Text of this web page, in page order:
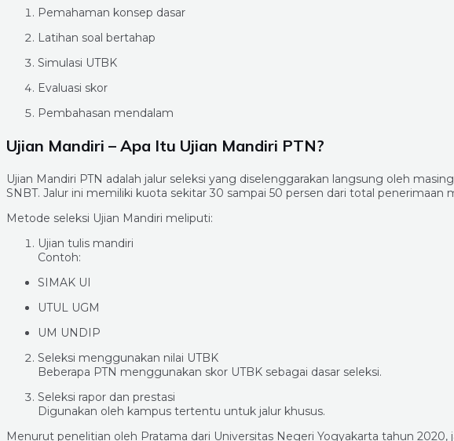
Pemahaman konsep dasar
Latihan soal bertahap
Simulasi UTBK
Evaluasi skor
Pembahasan mendalam
Ujian Mandiri – Apa Itu Ujian Mandiri PTN?
Ujian Mandiri PTN adalah jalur seleksi yang diselenggarakan langsung oleh
SNBT. Jalur ini memiliki kuota sekitar 30 sampai 50 persen dari total penerimaan
Metode seleksi Ujian Mandiri meliputi:
Ujian tulis mandiri
Contoh:
SIMAK UI
UTUL UGM
UM UNDIP
Seleksi menggunakan nilai UTBK
Beberapa PTN menggunakan skor UTBK sebagai dasar seleksi.
Seleksi rapor dan prestasi
Digunakan oleh kampus tertentu untuk jalur khusus.
Menurut penelitian oleh Pratama dari Universitas Negeri Yogyakarta tahun